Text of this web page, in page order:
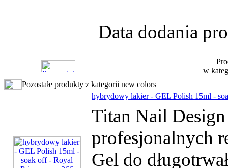
Data dodania
w
Pozostałe produkty z kategorii new colors
hybrydowy lakier - GEL Polish 15ml -
Titan Nail
profesjonalnych
Gel do